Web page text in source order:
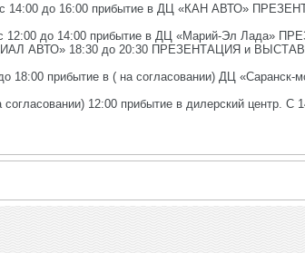
с 14:00 до 16:00 прибытие в ДЦ «КАН АВТО»
с 12:00 до 14:00 прибытие в ДЦ «Марий-Эл Лада»
АВТО» 18:30 до 20:30 ПРЕЗЕНТАЦИЯ и
до 18:00 прибытие в ( на согласовании) ДЦ
согласовании) 12:00 прибытие в дилерский